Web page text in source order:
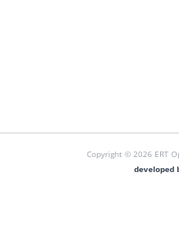
Copyright © 2026 ERT
developed